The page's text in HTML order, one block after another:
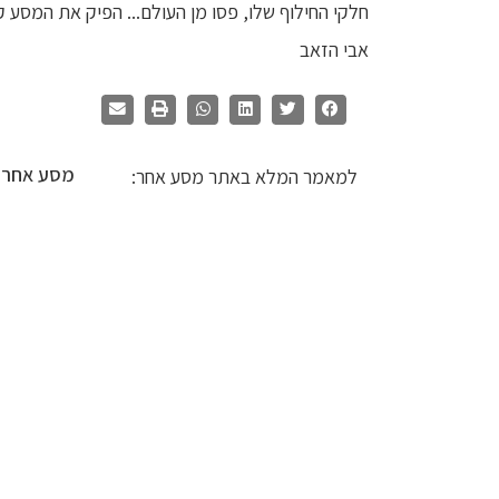
חלקי החילוף שלו, פסו מן העולם... הפיק את המסע
אבי הזאב
למאמר המלא באתר מסע אחר: מסע אחר